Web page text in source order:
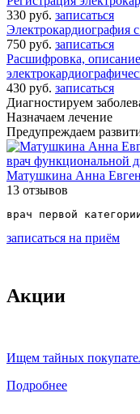
330 руб. записаться
Электрокардиография
750 руб. записаться
Расшифровка,
430 руб. записаться
Диагностируем
Назначаем лечение
Предупреждаем
врач функциональной
Матушкина Анна
13 отзывов
врач первой
записаться на приём
Акции
Ищем тайных
Подробнее